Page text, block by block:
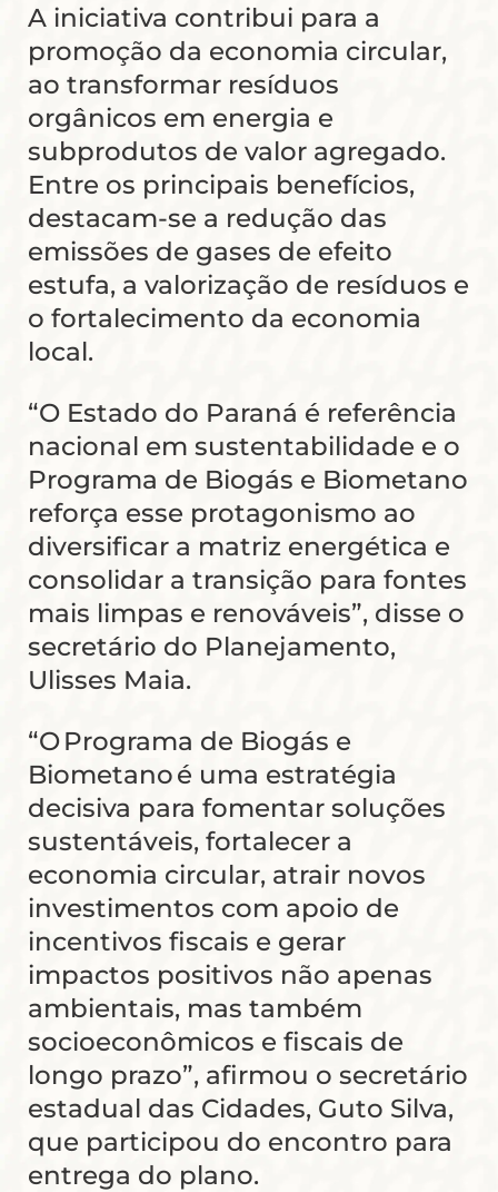
A iniciativa contribui para a
promoção da economia circular,
ao transformar resíduos
orgânicos em energia e
subprodutos de valor agregado.
Entre os principais benefícios,
destacam-se a redução das
emissões de gases de efeito
estufa, a valorização de resíduos e
o fortalecimento da economia
local.
“O Estado do Paraná é referência
nacional em sustentabilidade e o
Programa de Biogás e Biometano
reforça esse protagonismo ao
diversificar a matriz energética e
consolidar a transição para fontes
mais limpas e renováveis”, disse o
secretário do Planejamento,
Ulisses Maia.
“O Programa de Biogás e
Biometano é uma estratégia
decisiva para fomentar soluções
sustentáveis, fortalecer a
economia circular, atrair novos
investimentos com apoio de
incentivos fiscais e gerar
impactos positivos não apenas
ambientais, mas também
socioeconômicos e fiscais de
longo prazo”, afirmou o secretário
estadual das Cidades, Guto Silva,
que participou do encontro para
entrega do plano.